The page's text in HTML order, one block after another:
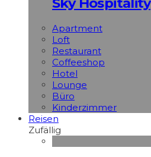
Apart­ment
Loft
Restaurant
Coffeeshop
Hotel
Lounge
Büro
Kinderzimmer
Reisen
Zufällig